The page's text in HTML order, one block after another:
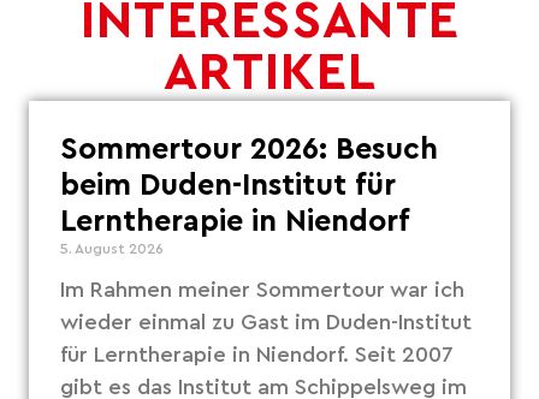
INTERESSANTE
ARTIKEL
Sommertour 2026: Besuch
beim Duden-Institut für
Lerntherapie in Niendorf
5. August 2026
Im Rahmen meiner Sommertour war ich
wieder einmal zu Gast im Duden-Institut
für Lerntherapie in Niendorf. Seit 2007
gibt es das Institut am Schippelsweg im